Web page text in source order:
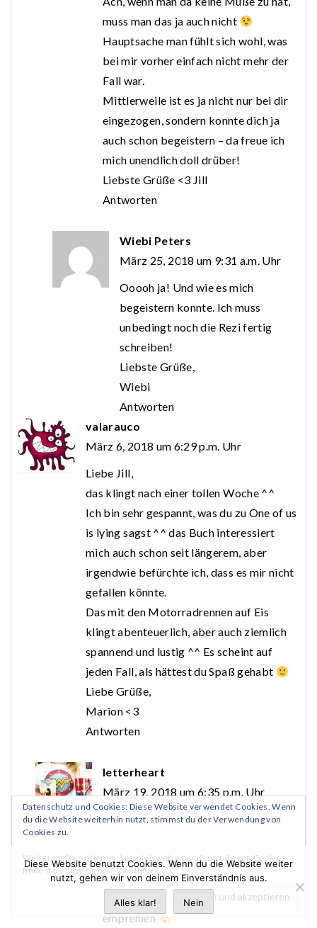
muss man das ja auch nicht
Hauptsache man fühlt sich wohl, was
bei mir vorher einfach nicht mehr der
Fall war.
Mittlerweile ist es ja nicht nur bei dir
eingezogen, sondern konnte dich ja
auch schon begeistern – da freue ich
mich unendlich doll drüber!
Liebste Grüße <3 Jill
Antworten
Wiebi Peters
März 25, 2018 um 9:31 a.m. Uhr
Ooooh ja! Und wie es mich
begeistern konnte. Ich muss
unbedingt noch die Rezi fertig
schreiben!
Liebste Grüße,
Wiebi
Antworten
valarauco
März 6, 2018 um 6:29 p.m. Uhr
Liebe Jill,
das klingt nach einer tollen Woche ^^
Ich bin sehr gespannt, was du zu One of us
is lying sagst ^^ das Buch interessiert
mich auch schon seit längerem, aber
irgendwie befürchte ich, dass es mir nicht
gefallen könnte.
Das mit den Motorradrennen auf Eis
klingt abenteuerlich, aber auch ziemlich
spannend und lustig ^^ Es scheint auf
jeden Fall, als hättest du Spaß gehabt
Liebe Grüße,
Marion <3
Antworten
letterheart
März 19, 2018 um 6:35 p.m. Uhr
Maaaaaarion
Hach, One of us is lying, einfach ganz
große Liebe!
Ich kann es auf jeden Fall nur
empfehlen
Datenschutz und Cookies: Diese Website verwendet Cookies. Wenn
du die Website weiterhin nutzt, stimmst du der Verwendung von
Cookies zu.
Weitere Informationen, beispielsweise zur Kontrolle von Cookies,
findest du hier:Cookie-Richtlinie
Diese Website benutzt Cookies. Wenn du die Website weiter
nutzt, gehen wir von deinem Einverständnis aus.
Alles klar! Nein